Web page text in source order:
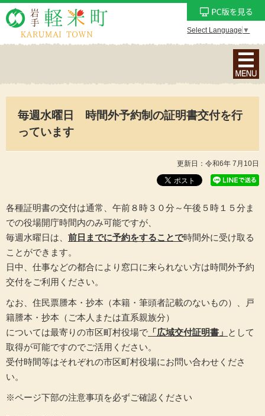
Select Language ▼
ナ
ビ
シ
メ
ニ
ュ
ー
表
毎週水曜日 時間外予約制の証明書交付を行
っています
更新日：令和6年 7月10日
各種証明書の交付は通常、午前８時３０分～午後５時１５分ま
での役場開庁時間内のみ可能ですが、
毎週水曜日は、 前日までに予約をすることで時間外に受け取る
ことができます。
日中、仕事などの都合により窓口に来られない方は時間外予約
交付をご利用ください。
なお、住民票謄本・抄本（本籍・筆頭者記載のないもの）、戸
籍謄本・抄本（ご本人または直系親族分）
については最寄りの市区町村役場で 「広域交付証明書」 として
取得が可能ですのでご活用ください。
受付時間等はそれぞれの市区町村役場にお問い合わせくださ
い。
※ページ下部の注意事項を必ずご確認ください